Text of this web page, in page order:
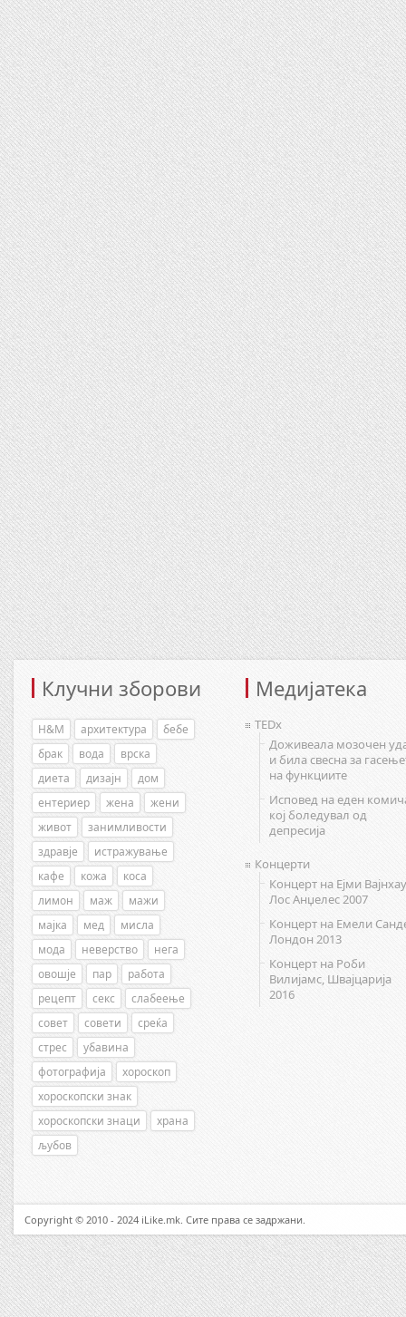
Клучни зборови
H&M архитектура
бебе
брак
вода
врска
диета
дизајн
дом
ентериер
жена
жени
живот
занимливости
здравје
истражување
кафе
кожа
коса
лимон
маж
мажи
мајка
мед
мисла
мода
неверство
нега
овошје
пар
работа
рецепт
секс
слабеење
совет
совети
среќа
стрес
убавина
фотографија
хороскоп
хороскопски знак
хороскопски знаци
храна
љубов
Медијатека
TEDx
Доживеала мозочен
и била свесна за
на функциите
Исповед на еден
кој боледувал од
депресија
Концерти
Концерт на Ејми
Лос Анџелес 2007
Концерт на Емели
Лондон 2013
Концерт на Роби
Вилијамс, Швајцарија
2016
Copyright © 2010 - 2024 iLike.mk. Сите права се задржани.